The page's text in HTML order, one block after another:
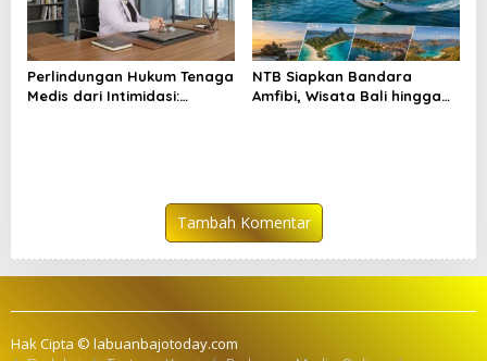
Perlindungan Hukum Tenaga
Medis dari Intimidasi:
NTB Siapkan Bandara
Amfibi, Wisata Bali hingga
Tambah Komentar
Hak Cipta © labuanbajotoday.com